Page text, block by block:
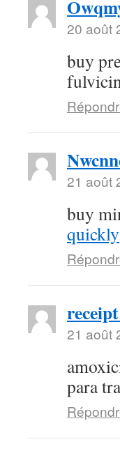
20 août
buy
21 août
buy
quickly
21 août
para